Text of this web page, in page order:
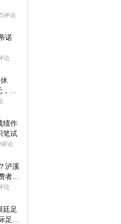
评论
诺
论
不
绩作
笔试
论
泸溪
者已
属实
论
廷足
足联